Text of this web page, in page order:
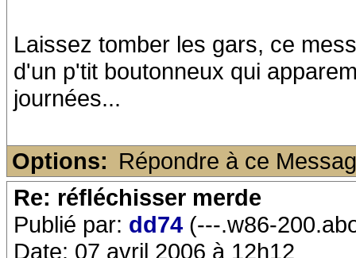
Laissez tomber les gars, ce
d'un p'tit boutonneux qui
journées...
Options: Répondre à ce
Re: réfléchisser merde
Publié par: dd74 (---.w86-
Date: 07 avril 2006 à 12h12